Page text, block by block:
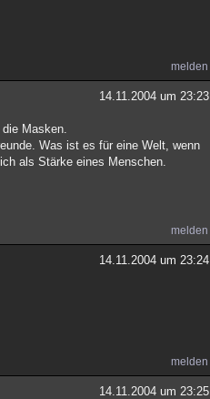
melden
14.11.2004 um 23:23
Masken.
Was ist es für eine Welt, wenn
als Stärke eines Menschen.
melden
14.11.2004 um 23:24
melden
14.11.2004 um 23:25